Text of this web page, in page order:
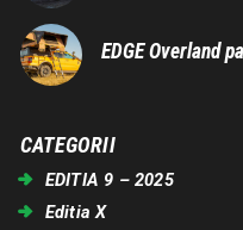
EDGE Overland
CATEGORII
EDITIA 9 – 2025
Editia X